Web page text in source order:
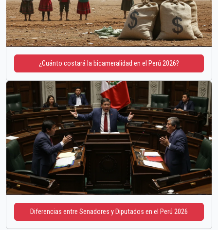
¿Cuánto costará la bicameralidad en el Perú 2026?
Diferencias entre Senadores y Diputados en el Perú 2026